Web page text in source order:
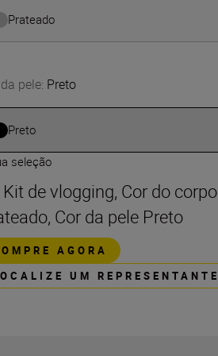
Prateado
pele: Preto
Preto
seleção
de vlogging, Cor do corpo
Cor da pele Preto
AGORA
UM REPRESENTANTE